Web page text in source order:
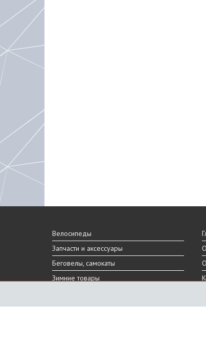
Велосипеды
Запчасти и аксессуары
Беговелы, самокаты
Зимние товары